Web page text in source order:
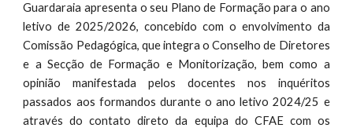
Guardaraia apresenta o seu Plano de Formação para o ano
letivo de 2025/2026, concebido com o envolvimento da
Comissão Pedagógica, que integra o Conselho de Diretores
e a Secção de Formação e Monitorização, bem como a
opinião manifestada pelos docentes nos inquéritos
passados aos formandos durante o ano letivo 2024/25 e
através do contato direto da equipa do CFAE com os